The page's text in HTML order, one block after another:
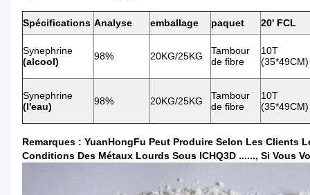
Spécifications Analyse emballage paquet 20' FCL
Synephrine
(alcool)
98% 20KG/25KG
Tambour
de fibre
10T
(35*49CM)
Synephrine
(l'eau)
98% 20KG/25KG
Tambour
de fibre
10T
(35*49CM)
Remarques : YuanHongFu Peut Produire Selon Les
Conditions Des Métaux Lourds Sous ICHQ3D ......, Si Vous